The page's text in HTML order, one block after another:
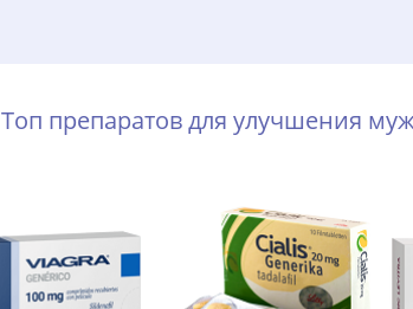
Топ препаратов для улучшения